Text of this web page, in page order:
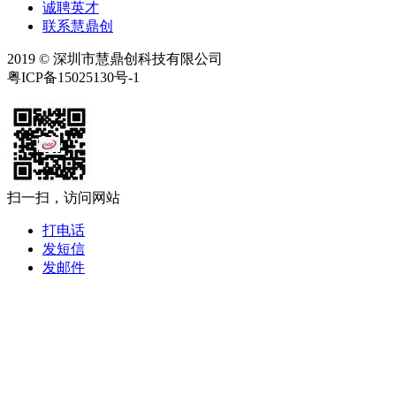
诚聘英才
联系慧鼎创
2019 © 深圳市慧鼎创科技有限公司
粤ICP备15025130号-1
扫一扫，访问网站
打电话
发短信
发邮件